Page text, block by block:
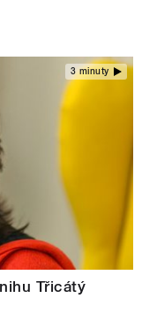
3 minuty
Třicátý